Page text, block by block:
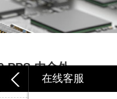
在线客服
PPS 内金外